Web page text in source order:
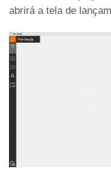
abrirá a tela de